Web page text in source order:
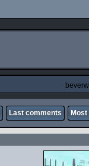
Last comments Most